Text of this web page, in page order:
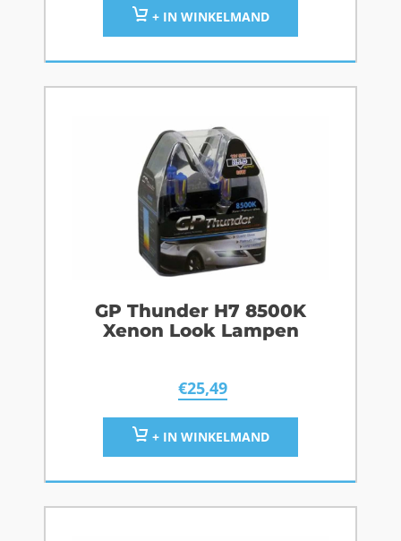
+ IN WINKELMAND
GP Thunder H7 8500K
Xenon Look Lampen
€25,49
+ IN WINKELMAND